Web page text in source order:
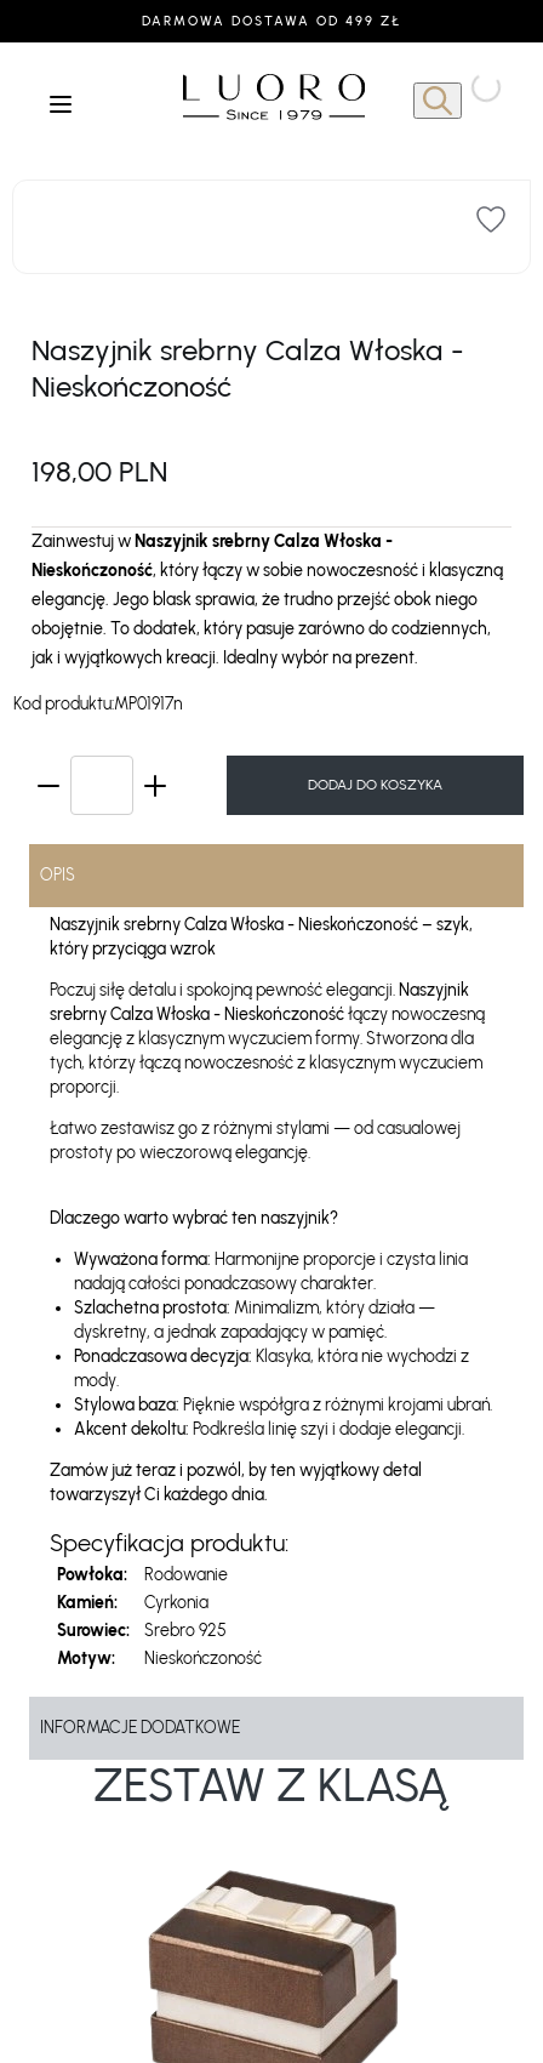
DARMOWA DOSTAWA OD 499 ZŁ
Naszyjnik srebrny Calza Włoska -
Nieskończoność
198,00 PLN
Zainwestuj w Naszyjnik srebrny Calza Włoska -
Nieskończoność, który łączy w sobie nowoczesność i klasyczną
elegancję. Jego blask sprawia, że trudno przejść obok niego
obojętnie. To dodatek, który pasuje zarówno do codziennych,
jak i wyjątkowych kreacji. Idealny wybór na prezent.
Kod produktu:MP01917n
DODAJ DO KOSZYKA
OPIS
Naszyjnik srebrny Calza Włoska - Nieskończoność – szyk,
który przyciąga wzrok
Poczuj siłę detalu i spokojną pewność elegancji. Naszyjnik
srebrny Calza Włoska - Nieskończonośćłączy nowoczesną
elegancję z klasycznym wyczuciem formy. Stworzona dla
tych, którzy łączą nowoczesność z klasycznym wyczuciem
proporcji.
Łatwo zestawisz go z różnymi stylami — od casualowej
prostoty po wieczorową elegancję.
Dlaczego warto wybrać ten naszyjnik?
Wyważona forma: Harmonijne proporcje i czysta linia
nadają całości ponadczasowy charakter.
Szlachetna prostota: Minimalizm, który działa —
dyskretny, a jednak zapadający w pamięć.
Ponadczasowa decyzja: Klasyka, która nie wychodzi z
mody.
Stylowa baza: Pięknie współgra z różnymi krojami ubrań.
Akcent dekoltu: Podkreśla linię szyi i dodaje elegancji.
Zamów już teraz i pozwól, by ten wyjątkowy detal
towarzyszył Ci każdego dnia.
Specyfikacja produktu:
Powłoka:
Rodowanie
Kamień:
Cyrkonia
Surowiec:
Srebro 925
Motyw:
Nieskończoność
INFORMACJE DODATKOWE
ZESTAW Z KLASĄ